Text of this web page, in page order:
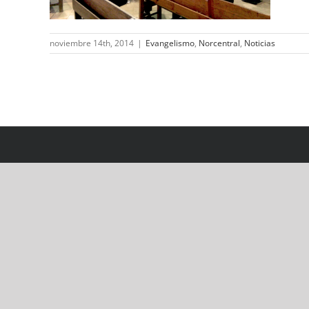
noviembre 14th, 2014 | Evangelismo, Norcentral, Noticias